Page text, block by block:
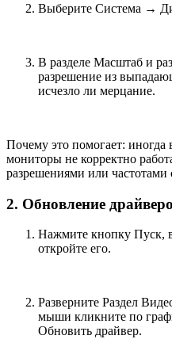
Выберите Система →
В разделе Масштаб и
разрешение из
исчезло ли мерцание.
Почему это помогает:
мониторы не корректно
разрешениями или частотами
2. Обновление
Нажмите кнопку Пуск,
откройте его.
Разверните Раздел
мыши кликните по
Обновить драйвер.